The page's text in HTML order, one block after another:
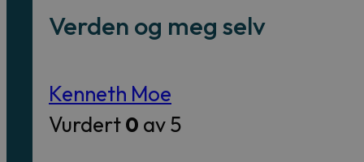
Verden og meg selv
Kenneth Moe
Vurdert0 av 5